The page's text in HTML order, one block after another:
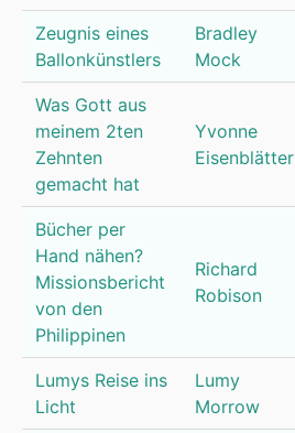
Zeugnis eines
Ballonkünstlers
Bradley
Mock
Was Gott aus
meinem 2ten
Zehnten
gemacht hat
Yvonne
Eisenblätter
Bücher per
Hand nähen?
Missionsbericht
von den
Philippinen
Richard
Robison
Lumys Reise ins
Licht
Lumy
Morrow